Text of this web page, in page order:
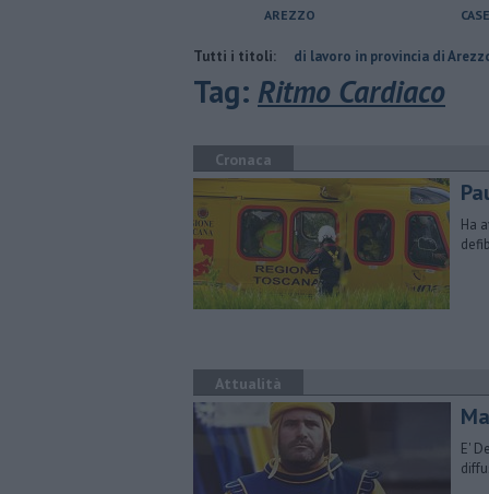
AREZZO
Tutti i titoli:
​Tutte le offerte di lavoro in provincia di Arezzo
Tag: Ritmo Cardiaco
Cronaca
Ha
Attualità
E'